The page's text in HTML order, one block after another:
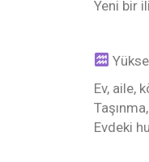
Yeni bir
Ev, aile,
Evdeki